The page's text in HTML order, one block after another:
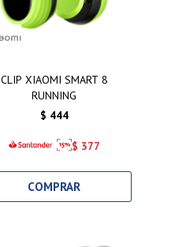
CLIP XIAOMI SMART 8
RUNNING
$ 444
$ 377